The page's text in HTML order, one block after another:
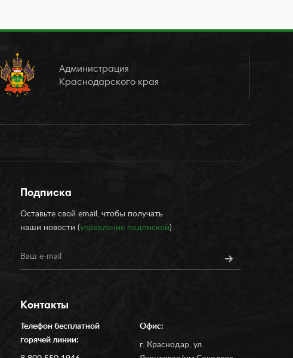
Администрация
Краснодарского края
Подписка
Оставьте свой email, чтобы получать
наши новости (управление подпиской)
Контакты
Телефон бесплатной
горячей линии:
Офис:
г. Краснодар, ул.